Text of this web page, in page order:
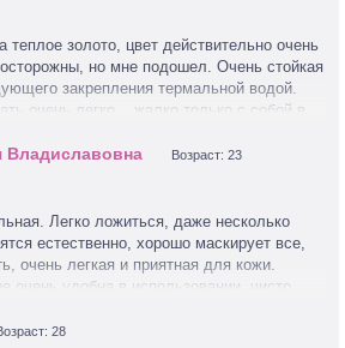
золото, цвет действительно очень
но мне подошел. Очень стойкая
закрепления термальной водой.
очень легко....жалко только с собой в
Возраст: 23
Легко ложиться, даже несколько
естественно, хорошо маскирует все,
очень легкая и приятная для кожи.
очень удобна в использовании, чисто
28